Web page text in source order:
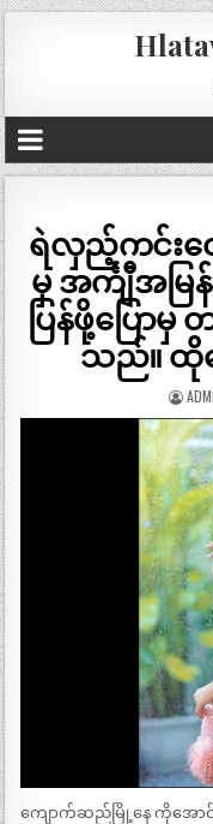
ရဲလှည့်ကင်းတွ
မှ အင်္ကျီအမြ
ပြန်ဖို့ပြော
သည်။ ထို
ကျောက်ဆည်မြို့နေ ကိုအော